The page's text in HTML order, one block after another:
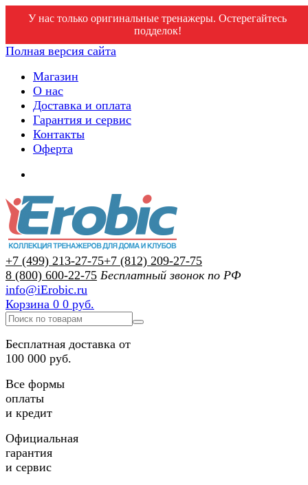
У нас только оригинальные тренажеры. Остерегайтесь
подделок!
Полная версия сайта
Магазин
О нас
Доставка и оплата
Гарантия и сервис
Контакты
Оферта
+7 (499) 213-27-75+7 (812) 209-27-75
8 (800) 600-22-75 Бесплатный звонок по РФ
info@iErobic.ru
Корзина 0 0 руб.
Бесплатная доставка от
100 000 руб.
Все формы
оплаты
и кредит
Официальная
гарантия
и сервис